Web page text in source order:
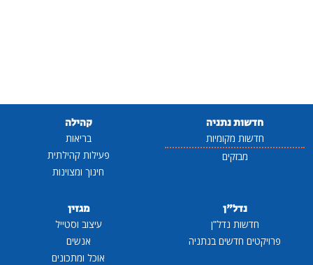
חדשות נתניה
חדשות מקומיות
מבזקים
קהילה
בריאות
פעילות קהילתית
חינוך ומצוינות
נדל"ן
חדשות נדל"ן
פרויקטים חדשים בנתניה
מגזין
עיצוב וסטייל
אנשים
אוכל ומתכונים